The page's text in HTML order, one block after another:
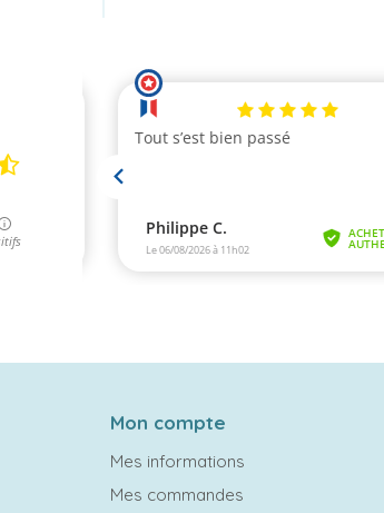
Mon compte
Mes informations
Mes commandes